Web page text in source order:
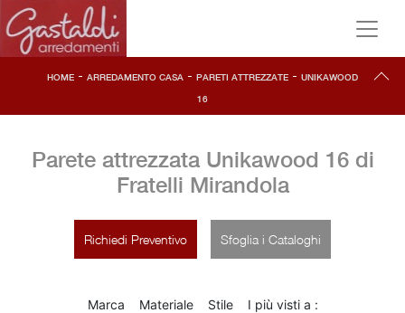
HOME - ARREDAMENTO CASA - PARETI ATTREZZATE - UNIKAWOOD
16
Parete attrezzata Unikawood 16 di
Fratelli Mirandola
Richiedi Preventivo Sfoglia i Cataloghi
Marca Materiale Stile I più visti a :